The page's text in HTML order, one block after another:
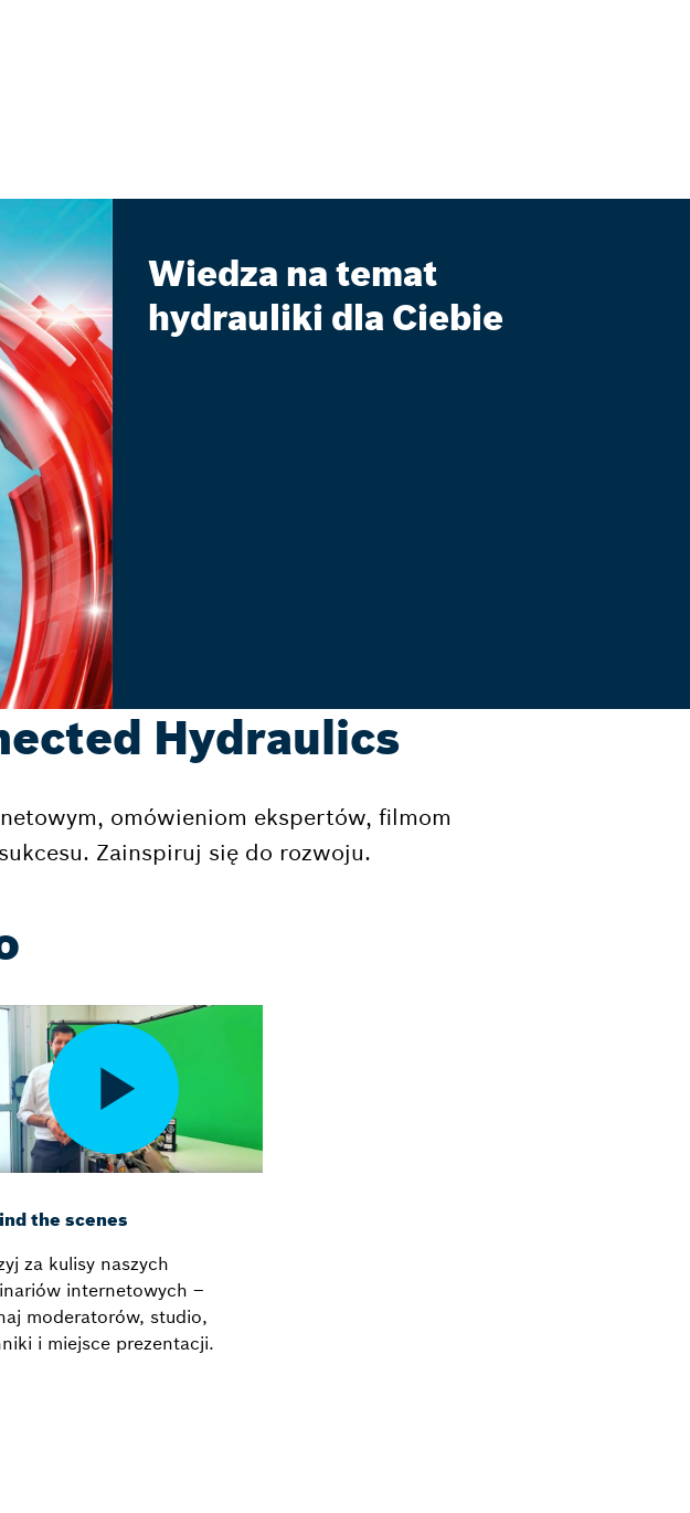
Wiedza na temat
hydrauliki dla Ciebie
Hydraulics
omówieniom ekspertów, filmom
Zainspiruj się do rozwoju.
the scenes
za kulisy naszych
internetowych –
moderatorów, studio,
i miejsce prezentacji.